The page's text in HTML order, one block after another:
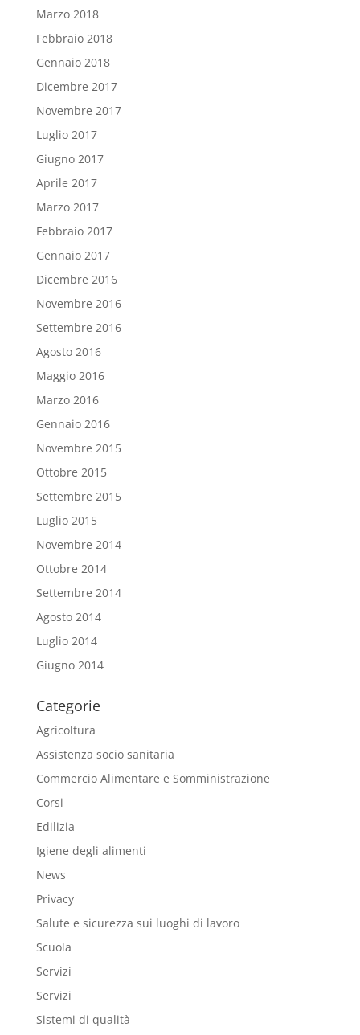
Marzo 2018
Febbraio 2018
Gennaio 2018
Dicembre 2017
Novembre 2017
Luglio 2017
Giugno 2017
Aprile 2017
Marzo 2017
Febbraio 2017
Gennaio 2017
Dicembre 2016
Novembre 2016
Settembre 2016
Agosto 2016
Maggio 2016
Marzo 2016
Gennaio 2016
Novembre 2015
Ottobre 2015
Settembre 2015
Luglio 2015
Novembre 2014
Ottobre 2014
Settembre 2014
Agosto 2014
Luglio 2014
Giugno 2014
Categorie
Agricoltura
Assistenza socio sanitaria
Commercio Alimentare e Somministrazione
Corsi
Edilizia
Igiene degli alimenti
News
Privacy
Salute e sicurezza sui luoghi di lavoro
Scuola
Servizi
Servizi
Sistemi di qualità